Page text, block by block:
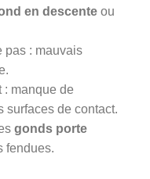
en descente ou
pas : mauvais
: manque de
surfaces de contact.
gonds porte
fendues.